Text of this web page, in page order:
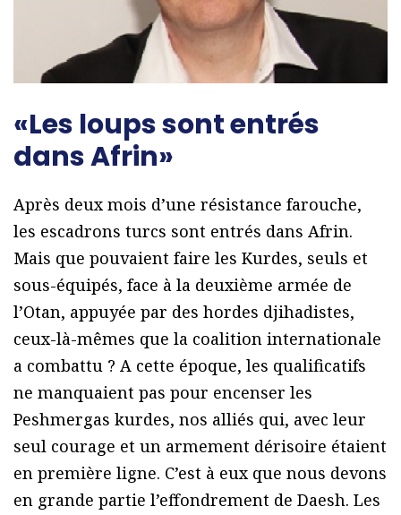
«Les loups sont entrés
dans Afrin»
Après deux mois d’une résistance farouche,
les escadrons turcs sont entrés dans Afrin.
Mais que pouvaient faire les Kurdes, seuls et
sous-équipés, face à la deuxième armée de
l’Otan, appuyée par des hordes djihadistes,
ceux-là-mêmes que la coalition internationale
a combattu ? A cette époque, les qualificatifs
ne manquaient pas pour encenser les
Peshmergas kurdes, nos alliés qui, avec leur
seul courage et un armement dérisoire étaient
en première ligne. C’est à eux que nous devons
en grande partie l’effondrement de Daesh. Les